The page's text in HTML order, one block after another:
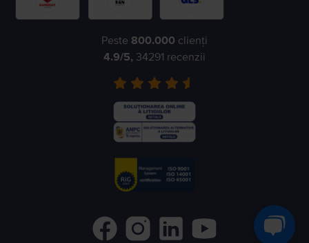
Peste 800.000 clienți
4.9/5, 34291 recenzii